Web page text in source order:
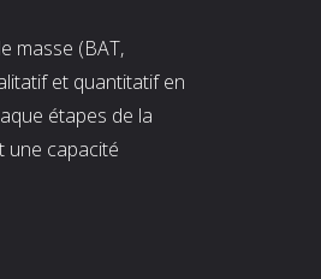
masse (BAT,
et quantitatif en
étapes de la
une capacité